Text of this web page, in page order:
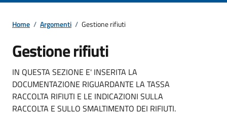
Home / Argomenti / Gestione rifiuti
Gestione rifiuti
IN QUESTA SEZIONE E' INSERITA LA
DOCUMENTAZIONE RIGUARDANTE LA TASSA
RACCOLTA RIFIUTI E LE INDICAZIONI SULLA
RACCOLTA E SULLO SMALTIMENTO DEI RIFIUTI.